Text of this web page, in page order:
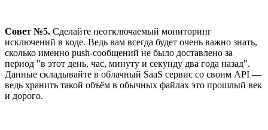
Совет №5. Сделайте неотключаемый мониторинг
исключений в коде. Ведь вам всегда будет очень важно знать,
сколько именно push-сообщений не было доставлено за
период "в этот день, час, минуту и секунду два года назад".
Данные складывайте в облачный SaaS сервис со своим API —
ведь хранить такой объём в обычных файлах это прошлый век
и дорого.